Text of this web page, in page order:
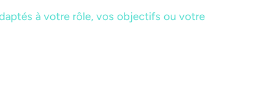
à votre rôle, vos objectifs ou votre